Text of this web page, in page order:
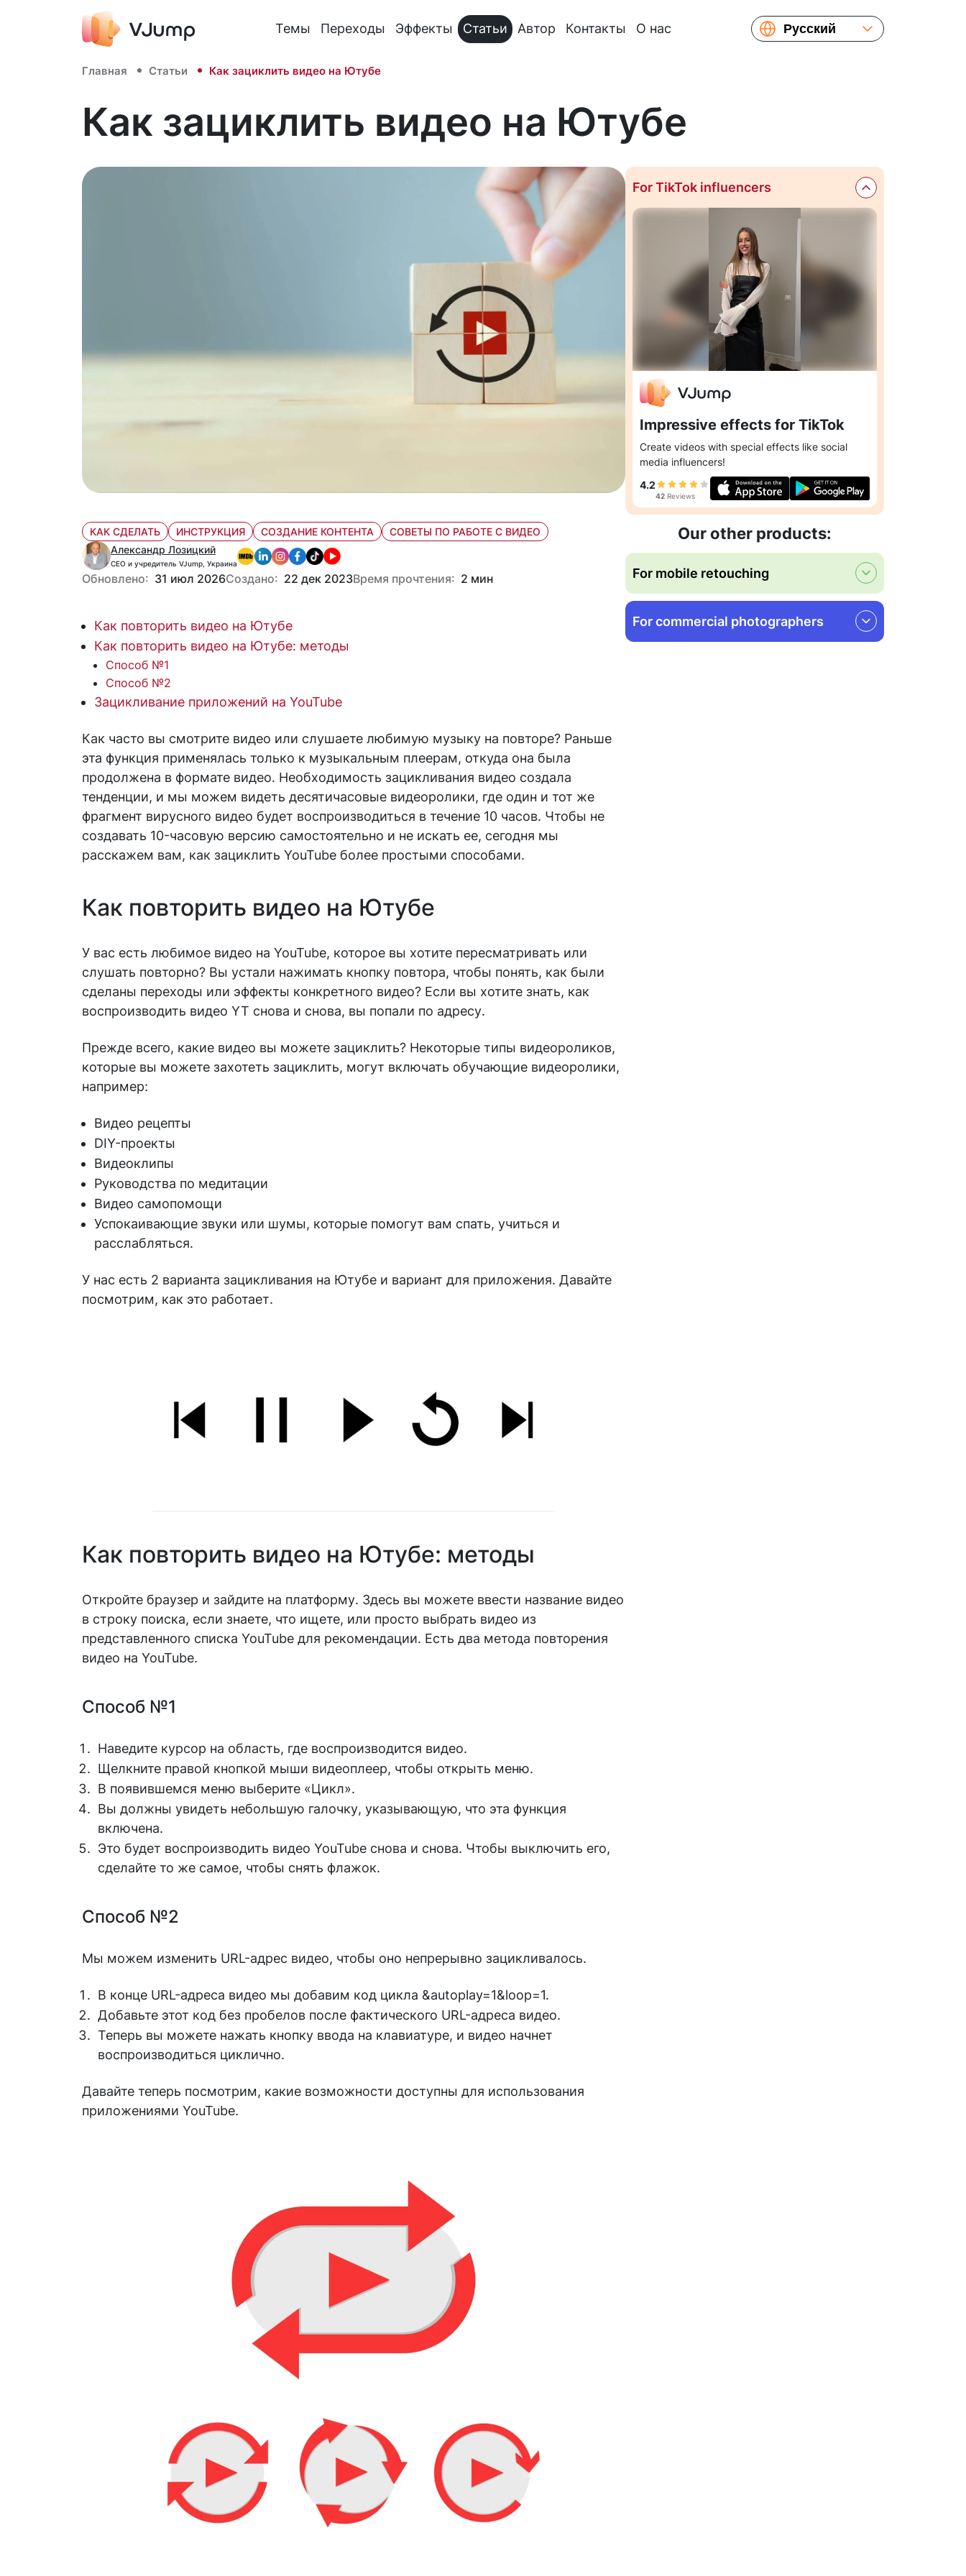
Темы Переходы Эффекты Статьи Автор Контакты О нас
Русский
Главная Статьи Как зациклить видео на Ютубе
Как зациклить видео на Ютубе
КАК СДЕЛАТЬ ИНСТРУКЦИЯ СОЗДАНИЕ КОНТЕНТА
СОВЕТЫ ПО РАБОТЕ С ВИДЕО
Александр Лозицкий
CEO и учредитель VJump, Украина
Обновлено: 31 июл 2026Создано: 22 дек 2023Время прочтения: 2 мин
Как повторить видео на Ютубе
Как повторить видео на Ютубе: методы
Способ №1
Способ №2
Зацикливание приложений на YouTube
Как часто вы смотрите видео или слушаете любимую музыку на повторе? Раньше
эта функция применялась только к музыкальным плеерам, откуда она была
продолжена в формате видео. Необходимость зацикливания видео создала
тенденции, и мы можем видеть десятичасовые видеоролики, где один и тот же
фрагмент вирусного видео будет воспроизводиться в течение 10 часов. Чтобы не
создавать 10-часовую версию самостоятельно и не искать ее, сегодня мы
расскажем вам, как зациклить YouTube более простыми способами.
Как повторить видео на Ютубе
У вас есть любимое видео на YouTube, которое вы хотите пересматривать или
слушать повторно? Вы устали нажимать кнопку повтора, чтобы понять, как были
сделаны переходы или эффекты конкретного видео? Если вы хотите знать, как
воспроизводить видео YT снова и снова, вы попали по адресу.
Прежде всего, какие видео вы можете зациклить? Некоторые типы видеороликов,
которые вы можете захотеть зациклить, могут включать обучающие видеоролики,
например:
Видео рецепты
DIY-проекты
Видеоклипы
Руководства по медитации
Видео самопомощи
Успокаивающие звуки или шумы, которые помогут вам спать, учиться и
расслабляться.
У нас есть 2 варианта зацикливания на Ютубе и вариант для приложения. Давайте
посмотрим, как это работает.
Как повторить видео на Ютубе: методы
Откройте браузер и зайдите на платформу. Здесь вы можете ввести название видео
в строку поиска, если знаете, что ищете, или просто выбрать видео из
представленного списка YouTube для рекомендации. Есть два метода повторения
видео на YouTube.
Способ №1
Наведите курсор на область, где воспроизводится видео.
Щелкните правой кнопкой мыши видеоплеер, чтобы открыть меню.
В появившемся меню выберите «Цикл».
Вы должны увидеть небольшую галочку, указывающую, что эта функция
включена.
Это будет воспроизводить видео YouTube снова и снова. Чтобы выключить его,
сделайте то же самое, чтобы снять флажок.
Способ №2
Мы можем изменить URL-адрес видео, чтобы оно непрерывно зацикливалось.
В конце URL-адреса видео мы добавим код цикла &autoplay=1&loop=1.
Добавьте этот код без пробелов после фактического URL-адреса видео.
Теперь вы можете нажать кнопку ввода на клавиатуре, и видео начнет
воспроизводиться циклично.
Давайте теперь посмотрим, какие возможности доступны для использования
приложениями YouTube.
For TikTok influencers
Impressive effects for TikTok
Create videos with special effects like social
media influencers!
4.2
42Reviews
Our other products:
For mobile retouching
For commercial photographers